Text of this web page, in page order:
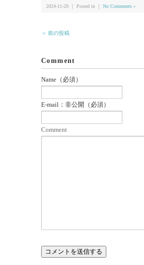
2024-11-29 ｜ Posted in ｜ No Comments »
＜ 前の投稿
Comment
Name（必須）
E-mail：非公開（必須）
Comment